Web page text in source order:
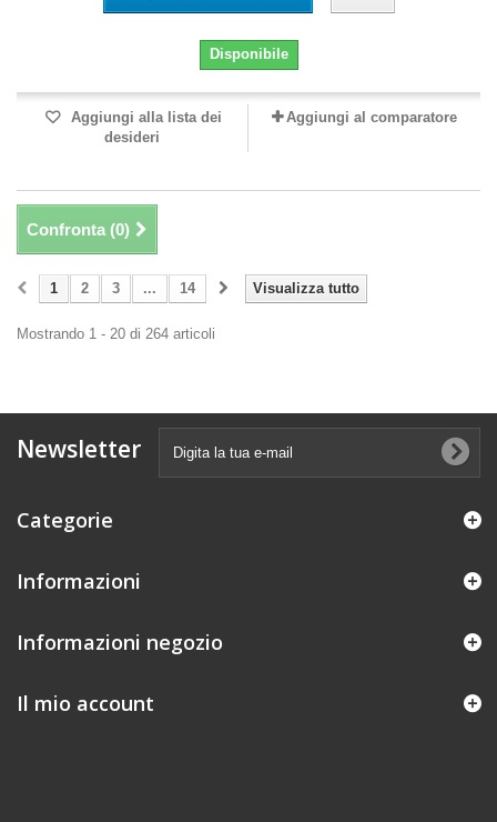
Disponibile
Aggiungi alla lista dei
desideri
Aggiungi al comparatore
Confronta (0)
Visualizza tutto
1 2 3 ... 14
Mostrando 1 - 20 di 264 articoli
Newsletter
Categorie
Informazioni
Informazioni negozio
Il mio account